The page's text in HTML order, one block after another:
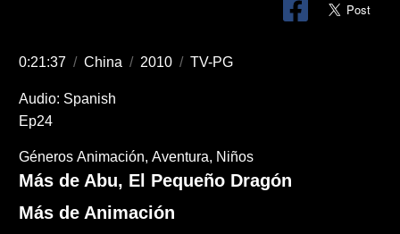
0:21:37 / China / 2010 / TV-PG
Audio: Spanish
Ep24
Géneros Animación Aventura Niños
Más de Abu, El Pequeño Dragón
Más de Animación